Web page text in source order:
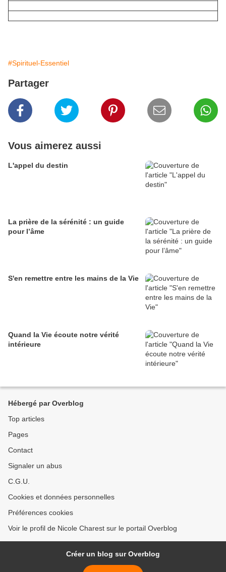
#Spirituel-Essentiel
Partager
Vous aimerez aussi
L'appel du destin
La prière de la sérénité : un guide
pour l’âme
S'en remettre entre les mains de la Vie
Quand la Vie écoute notre vérité
intérieure
Hébergé par Overblog
Top articles
Pages
Contact
Signaler un abus
C.G.U.
Cookies et données personnelles
Préférences cookies
Voir le profil de Nicole Charest sur le portail Overblog
Créer un blog sur Overblog